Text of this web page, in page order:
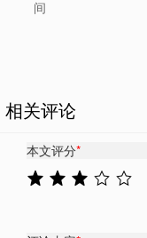
间
相关评论
本文评分*